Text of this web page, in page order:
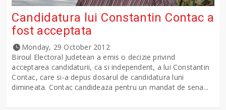
Candidatura lui Constantin Contac a
fost acceptata
Monday, 29 October 2012
Biroul Electoral Judetean a emis o decizie privind
acceptarea candidaturii, ca si independent, a lui Constantin
Contac, care si-a depus dosarul de candidatura luni
dimineata. Contac candideaza pentru un mandat de sena...